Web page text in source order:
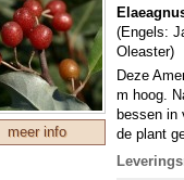
dan zijn
meer info
(Engels:
Oleaster)
Deze
m hoog.
bessen in
de plant
kan je
plant